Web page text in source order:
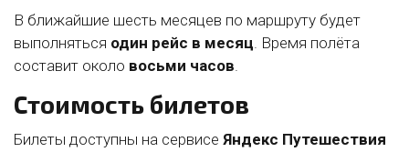
В ближайшие шесть месяцев по маршруту будет
выполняться один рейс в месяц. Время полёта
составит около восьми часов.
Стоимость билетов
Билеты доступны на сервисе Яндекс Путешествия